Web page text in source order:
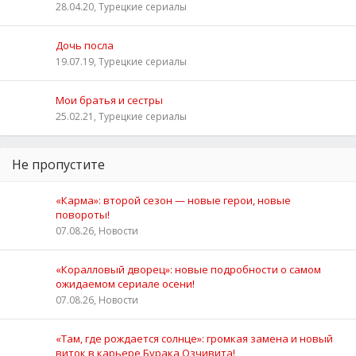
28.04.20, Турецкие сериалы
Дочь посла
19.07.19, Турецкие сериалы
Мои братья и сестры
25.02.21, Турецкие сериалы
Не пропустите
«Карма»: второй сезон — новые герои, новые
повороты!
07.08.26, Новости
«Коралловый дворец»: новые подробности о самом
ожидаемом сериале осени!
07.08.26, Новости
«Там, где рождается солнце»: громкая замена и новый
виток в карьере Бурака Озчивита!